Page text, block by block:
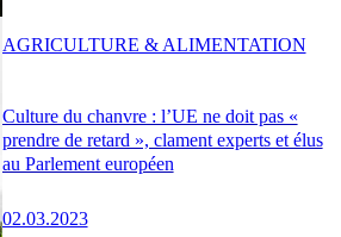
Culture du chanvre : l’UE ne doit pas «
prendre de retard », clament experts et élus
au Parlement européen
02.03.2023
AGRICULTURE & ALIMENTATION